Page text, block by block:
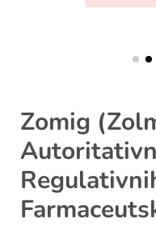
Zomig